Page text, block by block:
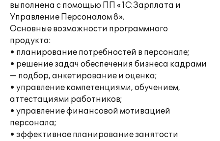
выполнена с помощью ПП «1С:Зарплата и
Управление Персоналом 8».
Основные возможности программного
продукта:
• планирование потребностей в персонале;
• решение задач обеспечения бизнеса кадрами
— подбор, анкетирование и оценка;
• управление компетенциями, обучением,
аттестациями работников;
• управление финансовой мотивацией
персонала;
• эффективное планирование занятости